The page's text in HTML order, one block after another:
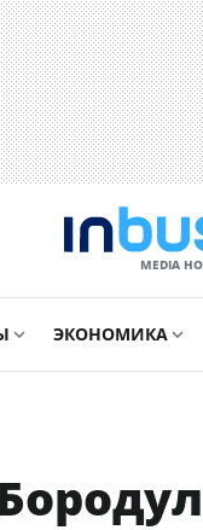
MEDIA
ЭКОНОМИКА